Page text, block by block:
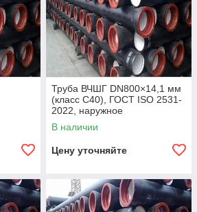
Труба ВЧШГ DN800×14,1 мм
(класс C40), ГОСТ ISO 2531-
2022, наружное
полиуретановое покрытие,
внутреннее цементно-
В наличии
Цену уточняйте